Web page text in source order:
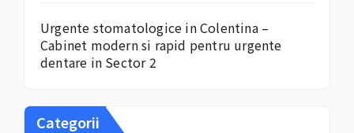
Urgente stomatologice in Colentina –
Cabinet modern si rapid pentru urgente
dentare in Sector 2
Categorii